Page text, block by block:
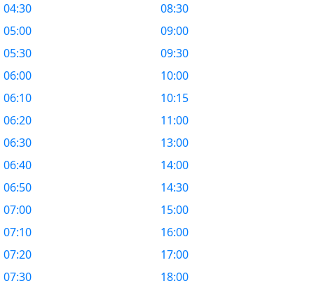
04:30
05:00
05:30
06:00
06:10
06:20
06:30
06:40
06:50
07:00
07:10
07:20
07:30
08:30
09:00
09:30
10:00
10:15
11:00
13:00
14:00
14:30
15:00
16:00
17:00
18:00